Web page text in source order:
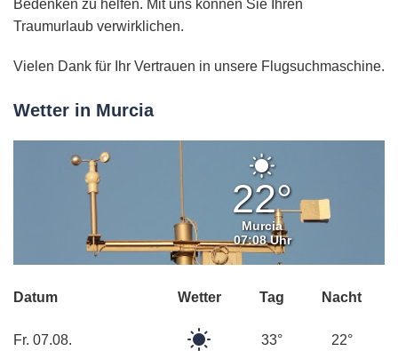
Bedenken zu helfen. Mit uns können Sie Ihren
Traumurlaub verwirklichen.
Vielen Dank für Ihr Vertrauen in unsere Flugsuchmaschine.
Wetter in Murcia
Klarer
Himmel
22°
Murcia
07:08 Uhr
Datum Wetter Tag Nacht
Fr. 07.08. 33° 22°